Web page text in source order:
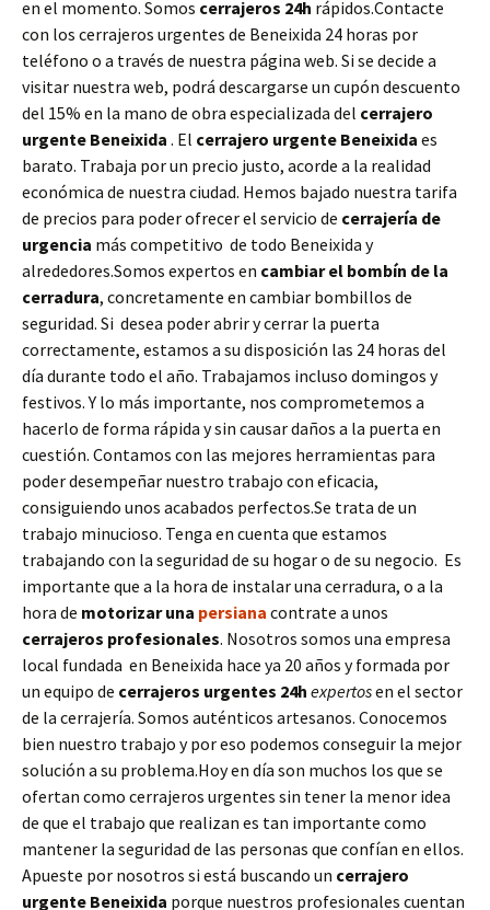
en el momento. Somos cerrajeros 24h rápidos.Contacte
con los cerrajeros urgentes de Beneixida 24 horas por
teléfono o a través de nuestra página web. Si se decide a
visitar nuestra web, podrá descargarse un cupón descuento
del 15% en la mano de obra especializada del cerrajero
urgente Beneixida . El cerrajero urgente Beneixida es
barato. Trabaja por un precio justo, acorde a la realidad
económica de nuestra ciudad. Hemos bajado nuestra tarifa
de precios para poder ofrecer el servicio de cerrajería de
urgencia más competitivo de todo Beneixida y
alrededores.Somos expertos en cambiar el bombín de la
cerradura, concretamente en cambiar bombillos de
seguridad. Si desea poder abrir y cerrar la puerta
correctamente, estamos a su disposición las 24 horas del
día durante todo el año. Trabajamos incluso domingos y
festivos. Y lo más importante, nos comprometemos a
hacerlo de forma rápida y sin causar daños a la puerta en
cuestión. Contamos con las mejores herramientas para
poder desempeñar nuestro trabajo con eficacia,
consiguiendo unos acabados perfectos.Se trata de un
trabajo minucioso. Tenga en cuenta que estamos
trabajando con la seguridad de su hogar o de su negocio. Es
importante que a la hora de instalar una cerradura, o a la
hora de motorizar una persiana contrate a unos
cerrajeros profesionales. Nosotros somos una empresa
local fundada en Beneixida hace ya 20 años y formada por
un equipo de cerrajeros urgentes 24h expertosen el sector
de la cerrajería. Somos auténticos artesanos. Conocemos
bien nuestro trabajo y por eso podemos conseguir la mejor
solución a su problema.Hoy en día son muchos los que se
ofertan como cerrajeros urgentes sin tener la menor idea
de que el trabajo que realizan es tan importante como
mantener la seguridad de las personas que confían en ellos.
Apueste por nosotros si está buscando un cerrajero
urgente Beneixida porque nuestros profesionales cuentan